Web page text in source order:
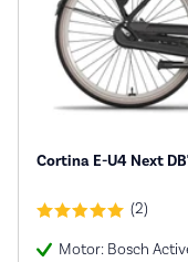
Cortina E-U4 Next
(2)
Motor: Bosch